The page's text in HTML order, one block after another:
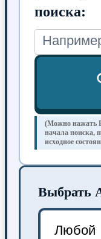
поиска:
(Можно нажать
начала поиска,
исходное
Выбрать